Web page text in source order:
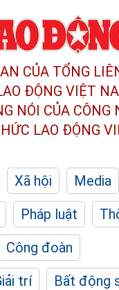
CỦA TỔNG
ĐỘNG VIỆT
NÓI CỦA CÔNG
LAO ĐỘNG
Xã hội Media
Pháp luật
Công đoàn
trí
Bất động